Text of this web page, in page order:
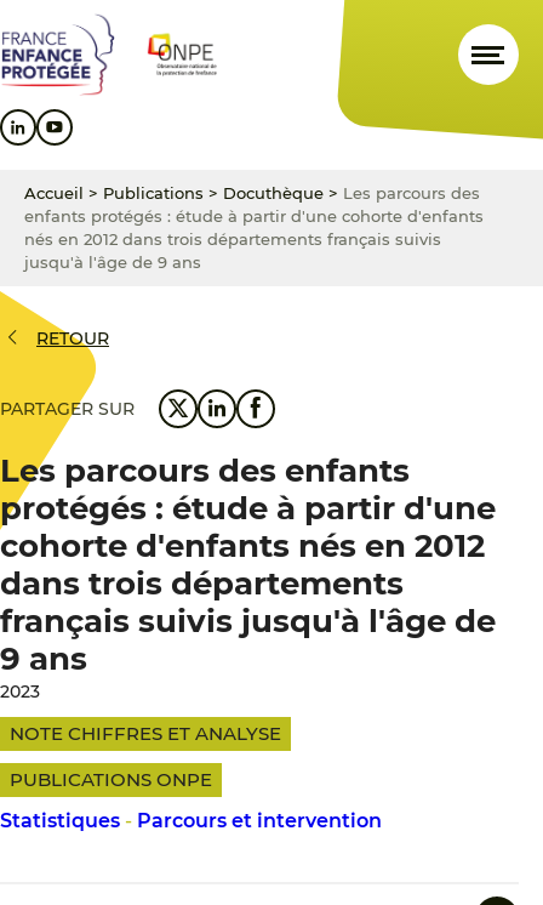
au
contenu
principal
au
menu
principal
au
pied
de
Accueil > Publications > Docuthèque > Les parcours des
enfants protégés : étude à partir d'une cohorte d'enfants
nés en 2012 dans trois départements français suivis
jusqu'à l'âge de 9 ans
RETOUR
PARTAGER SUR
Les parcours des enfants
protégés : étude à partir d'une
cohorte d'enfants nés en 2012
dans trois départements
français suivis jusqu'à l'âge de
9 ans
2023
NOTE CHIFFRES ET ANALYSE
PUBLICATIONS ONPE
Statistiques - Parcours et intervention